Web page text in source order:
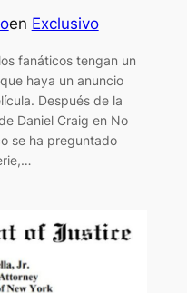
en Exclusivo
fanáticos tengan un
haya un anuncio
Después de la
Daniel Craig en No
se ha preguntado